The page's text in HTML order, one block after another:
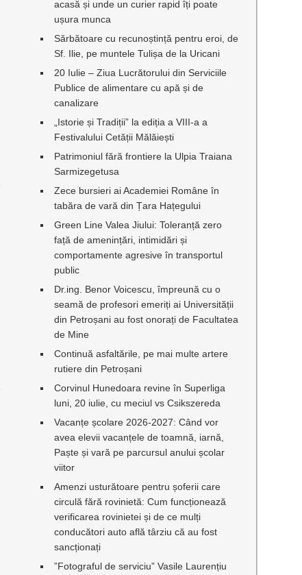
acasă și unde un curier rapid îți poate
ușura munca
Sărbătoare cu recunoștință pentru eroi, de
Sf. Ilie, pe muntele Tulișa de la Uricani
20 Iulie – Ziua Lucrătorului din Serviciile
Publice de alimentare cu apă și de
canalizare
„Istorie și Tradiții” la ediția a VIII-a a
Festivalului Cetății Mălăiești
Patrimoniul fără frontiere la Ulpia Traiana
Sarmizegetusa
Zece bursieri ai Academiei Române în
tabăra de vară din Țara Hațegului
Green Line Valea Jiului: Toleranță zero
față de amenințări, intimidări și
comportamente agresive în transportul
public
Dr.ing. Benor Voicescu, împreună cu o
seamă de profesori emeriți ai Universității
din Petroșani au fost onorați de Facultatea
de Mine
Continuă asfaltările, pe mai multe artere
rutiere din Petroșani
Corvinul Hunedoara revine în Superliga
luni, 20 iulie, cu meciul vs Csikszereda
Vacanțe școlare 2026-2027: Când vor
avea elevii vacanțele de toamnă, iarnă,
Paște și vară pe parcursul anului școlar
viitor
Amenzi usturătoare pentru șoferii care
circulă fără rovinietă: Cum funcționează
verificarea rovinietei și de ce mulți
conducători auto află târziu că au fost
sancționați
”Fotograful de serviciu” Vasile Laurențiu